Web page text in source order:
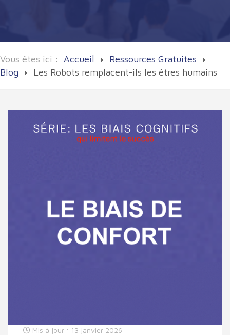
Vous êtes ici : Accueil
Ressources Gratuites
Blog
Les Robots remplacent-ils les êtres humains
Mis à jour : 13 janvier 2026